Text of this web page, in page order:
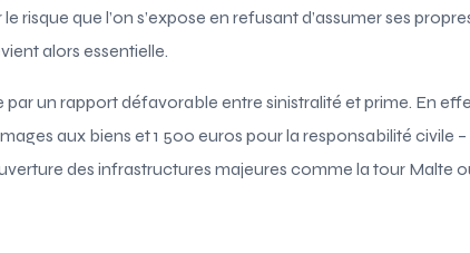
risque que l’on s’expose en refusant d’assumer ses
alors essentielle.
un rapport défavorable entre sinistralité et prime. En
aux biens et 1 500 euros pour la responsabilité civile
des infrastructures majeures comme la tour Malte